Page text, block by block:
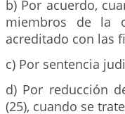
b) Por acuerdo,
miembros de la
acreditado con las
c) Por sentencia
d) Por reducción
(25), cuando se